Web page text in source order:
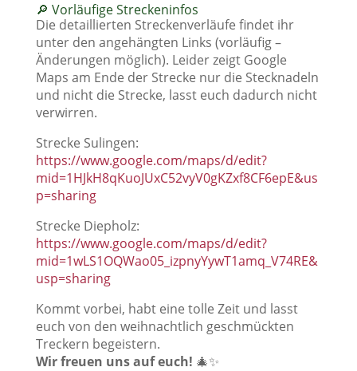
🔎 Vorläufige Streckeninfos
Die detaillierten Streckenverläufe findet ihr
unter den angehängten Links (vorläufig –
Änderungen möglich). Leider zeigt Google
Maps am Ende der Strecke nur die Stecknadeln
und nicht die Strecke, lasst euch dadurch nicht
verwirren.
Strecke Sulingen:
https://www.google.com/maps/d/edit?
mid=1HJkH8qKuoJUxC52vyV0gKZxf8CF6epE&us
p=sharing
Strecke Diepholz:
https://www.google.com/maps/d/edit?
mid=1wLS1OQWao05_izpnyYywT1amq_V74RE&
usp=sharing
Kommt vorbei, habt eine tolle Zeit und lasst
euch von den weihnachtlich geschmückten
Treckern begeistern.
Wir freuen uns auf euch! 🎄✨